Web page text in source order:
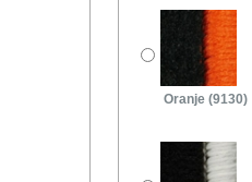
Oranje (9130)